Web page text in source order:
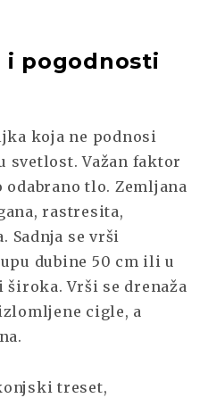
i pogodnosti
koja ne podnosi
svetlost. Važan faktor
tlo. Zemljana
rastresita,
Sadnja se vrši
dubine 50 cm ili u
Vrši se drenaža
cigle, a
treset,